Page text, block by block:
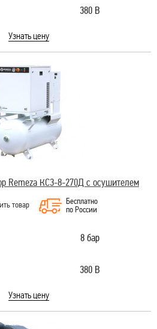
380 В
Узнать цену
Remeza КС3-8-270Д с осушителем
товар
Бесплатно
по России
8 бар
380 В
Узнать цену